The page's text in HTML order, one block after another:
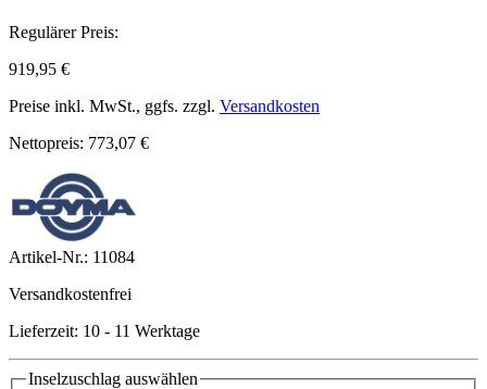
Regulärer Preis:
919,95 €
Preise inkl. MwSt., ggfs. zzgl. Versandkosten
Nettopreis: 773,07 €
Artikel-Nr.: 11084
Versandkostenfrei
Lieferzeit: 10 - 11 Werktage
Inselzuschlag auswählen